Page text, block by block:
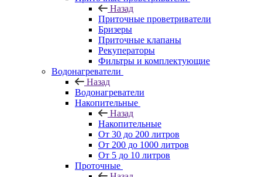
Назад
Приточные проветриватели
Бризеры
Приточные клапаны
Рекуператоры
Фильтры и комплектующие
Водонагреватели
Назад
Водонагреватели
Накопительные
Назад
Накопительные
От 30 до 200 литров
От 200 до 1000 литров
От 5 до 10 литров
Проточные